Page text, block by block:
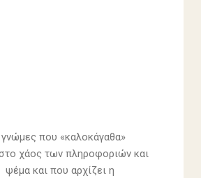
που «καλοκάγαθα»
χάος των πληροφοριών και
και που αρχίζει η